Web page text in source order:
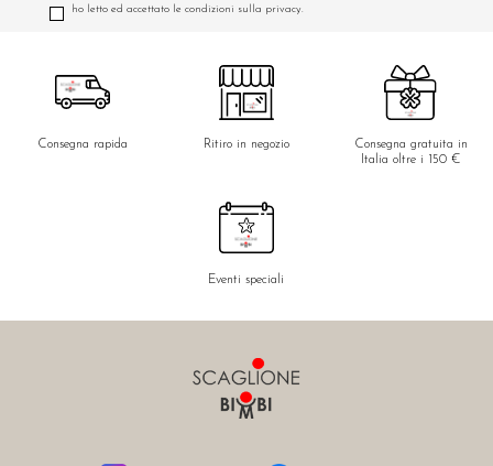
ho letto ed accettato le condizioni sulla privacy.
Consegna rapida Ritiro in negozio
Consegna gratuita in
Italia oltre i 150 €
Eventi speciali